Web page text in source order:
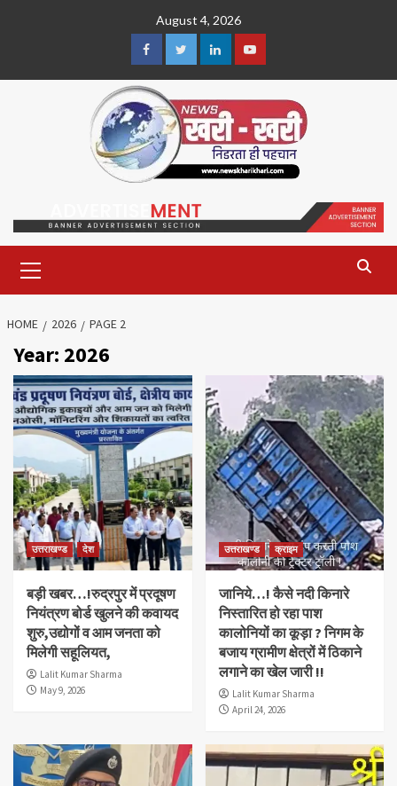
August 4, 2026
FacebookTwitterLinkedinYoutube
Menu
HOME 2026 PAGE 2
Year: 2026
उत्तराखण्ड देश
बड़ी खबर…!रुद्रपुर में प्रदूषण
नियंत्रण बोर्ड खुलने की कवायद
शुरु,उद्योगों व आम जनता को
मिलेगी सहूलियत,
Lalit Kumar Sharma
May 9, 2026
उत्तराखण्ड क्राइम
जानिये…! कैसे नदी किनारे
निस्तारित हो रहा पाश
कालोनियों का कूड़ा ? निगम के
बजाय ग्रामीण क्षेत्रों में ठिकाने
लगाने का खेल जारी !!
Lalit Kumar Sharma
April 24, 2026